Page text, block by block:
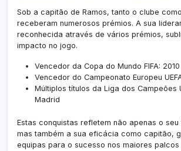
Sob a capitão de Ramos, tanto o clube
receberam numerosos prémios. A sua
reconhecida através de vários prémios,
impacto no jogo.
Vencedor da Copa do Mundo FIFA: 2010
Vencedor do Campeonato Europeu
Múltiplos títulos da Liga dos Campeões
Madrid
Estas conquistas refletem não apenas o seu
mas também a sua eficácia como capitão,
equipas para o sucesso nos maiores palcos